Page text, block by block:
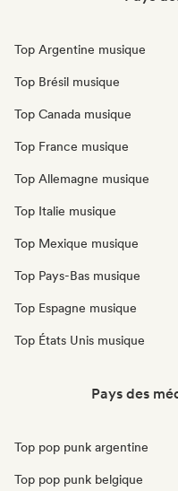
Top Argentine musique
Top Brésil musique
Top Canada musique
Top France musique
Top Allemagne musique
Top Italie musique
Top Mexique musique
Top Pays-Bas musique
Top Espagne musique
Top États Unis musique
Pays des
Top pop punk argentine
Top pop punk belgique